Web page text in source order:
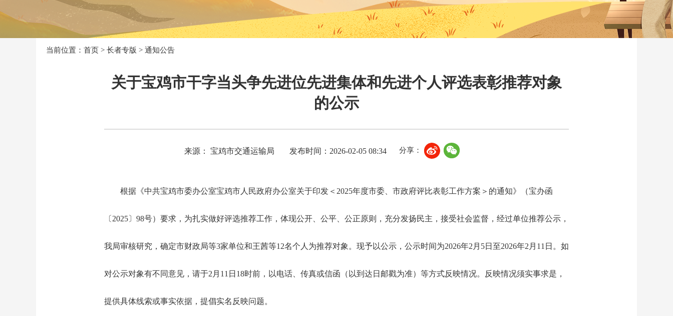
当前位置： 首页 > 长者专版 > 通知公告
关于宝鸡市干字当头争先进位先进集体和先进个人评选表彰推荐对象
的公示
来源： 宝鸡市交通运输局 发布时间：2026-02-05 08:34 分享：
根据《中共宝鸡市委办公室宝鸡市人民政府办公室关于印发＜2025年度市委、市政府评比表彰工作方案＞的通知》（宝办函
〔2025〕98号）要求，为扎实做好评选推荐工作，体现公开、公平、公正原则，充分发扬民主，接受社会监督，经过单位推荐公示，
我局审核研究，确定市财政局等3家单位和王茜等12名个人为推荐对象。现予以公示，公示时间为2026年2月5日至2026年2月11日。如
对公示对象有不同意见，请于2月11日18时前，以电话、传真或信函（以到达日邮戳为准）等方式反映情况。反映情况须实事求是，
提供具体线索或事实依据，提倡实名反映问题。